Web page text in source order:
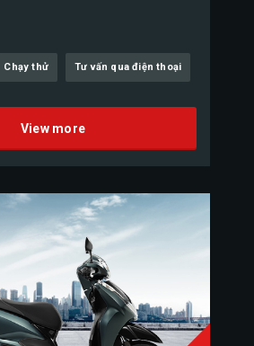
Chạy thử Tư vấn qua điện thoại
View more